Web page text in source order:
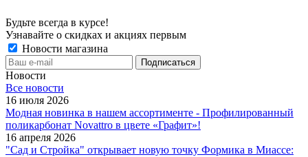
Будьте всегда в курсе!
Узнавайте о скидках и акциях первым
Новости магазина
Новости
Все новости
16 июля 2026
Модная новинка в нашем ассортименте - Профилированный
поликарбонат Novattro в цвете «Графит»!
16 апреля 2026
"Сад и Стройка" открывает новую точку Формика в Миассе: